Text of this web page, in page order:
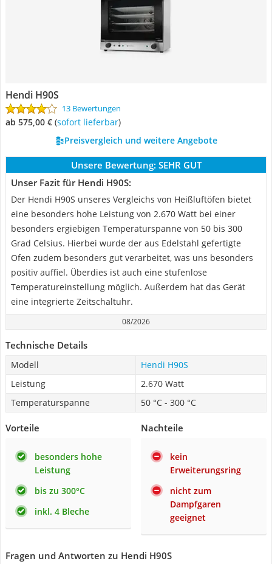
Hendi H90S
13 Bewertungen
ab 575,00 € ( Sofort lieferbar)
Preisvergleich und weitere Angebote
Unsere Bewertung: SEHR GUT
Unser Fazit für Hendi H90S:
Der Hendi H90S unseres Vergleichs von Heißluftöfen bietet
eine besonders hohe Leistung von 2.670 Watt bei einer
besonders ergiebigen Temperaturspanne von 50 bis 300
Grad Celsius. Hierbei wurde der aus Edelstahl gefertigte
Ofen zudem besonders gut verarbeitet, was uns besonders
positiv auffiel. Überdies ist auch eine stufenlose
Temperatureinstellung möglich. Außerdem hat das Gerät
eine integrierte Zeitschaltuhr.
08/2026
Technische Details
Modell
Hendi H90S
Leistung
2.670 Watt
Temperaturspanne
50 °C - 300 °C
Vorteile
besonders hohe
Leistung
bis zu 300°C
inkl. 4 Bleche
Nachteile
kein
Erweiterungsring
nicht zum
Dampfgaren
geeignet
Fragen und Antworten zu Hendi H90S